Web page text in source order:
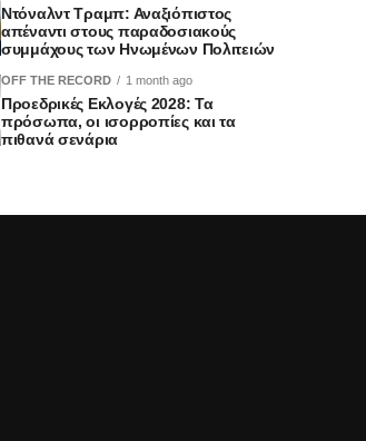
Ντόναλντ Τραμπ: Αναξιόπιστος
απέναντι στους παραδοσιακούς
συμμάχους των Ηνωμένων Πολιτειών
OFF THE RECORD 1 month ago
Προεδρικές Εκλογές 2028: Τα
πρόσωπα, οι ισορροπίες και τα
πιθανά σενάρια